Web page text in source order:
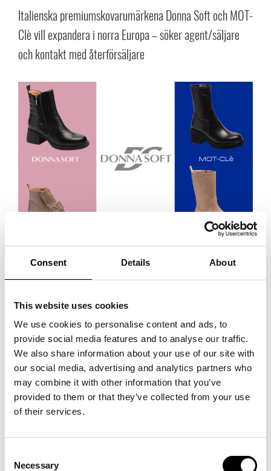
Consent Details About
This website uses cookies
We use cookies to personalise content and ads, to
provide social media features and to analyse our traffic.
We also share information about your use of our site with
our social media, advertising and analytics partners who
may combine it with other information that you’ve
provided to them or that they’ve collected from your use
of their services.
Selection
Necessary
Italienska premiumskovarumärkena Donna Soft och MOT-
Clè vill expandera i norra Europa – söker agent/säljare
och kontakt med återförsäljare
Om företagen
Företaget Donna Soft grundades i början av 1980-talet i ett välkänt
tillverkningsdistrikt i centrala Italien. Våra skor tillverkas lokalt: vi
letar efter material som ger bästa kvalitet till rätt pris och har följt den
italienska hantverkstraditionen i över 40 år. För att tillgodose våra
kunders önskemål och behov följer vi internationella trender, men
lägger också stor vikt vid välbefinnande.
Donna Soft är vårt varumärke designat för vuxna och sofistikerade
kvinnor (45+) som söker distinktion och komfort. Säsong efter
och tidlös stil, samt hög komfort tack vare det mjuka lädret och